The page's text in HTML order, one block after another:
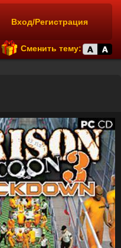
Вход/Регистрация
Сменить тему: